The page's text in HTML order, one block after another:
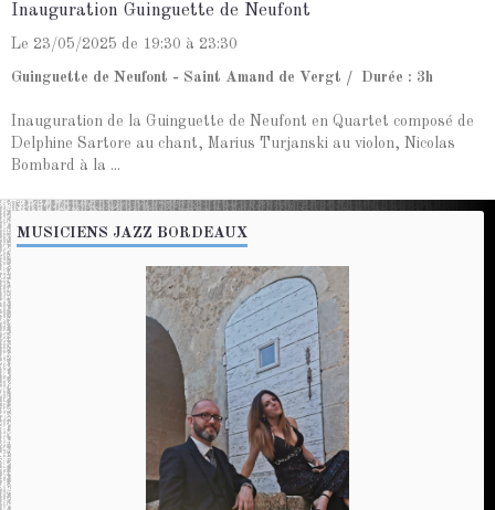
Inauguration Guinguette de Neufont
Le 23/05/2025 de 19:30 à 23:30
Guinguette de Neufont - Saint Amand de Vergt Durée : 3h
Inauguration de la Guinguette de Neufont en Quartet composé de
Delphine Sartore au chant, Marius Turjanski au violon, Nicolas
Bombard à la ...
MUSICIENS JAZZ BORDEAUX